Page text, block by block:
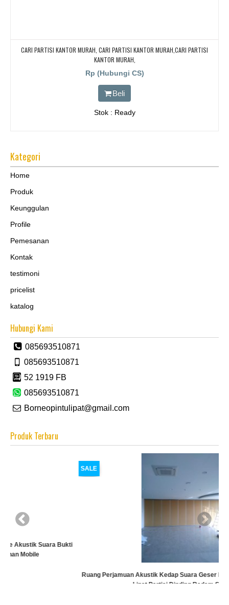
CARI PARTISI KANTOR MURAH, CARI PARTISI KANTOR MURAH,CARI PARTISI
KANTOR MURAH,
Rp (Hubungi CS)
Beli
Stok : Ready
Kategori
Home
Produk
Keunggulan
Profile
Pemesanan
Kontak
testimoni
pricelist
katalog
Hubungi Kami
085693510871
085693510871
52 1919 FB
085693510871
Borneopintulipat@gmail.com
Produk Terbaru
Ruang Perjamuan Akustik Kedap Suara Geser Bergerak Kayu Ruang
Lipat Partisi Dinding Redam Suara